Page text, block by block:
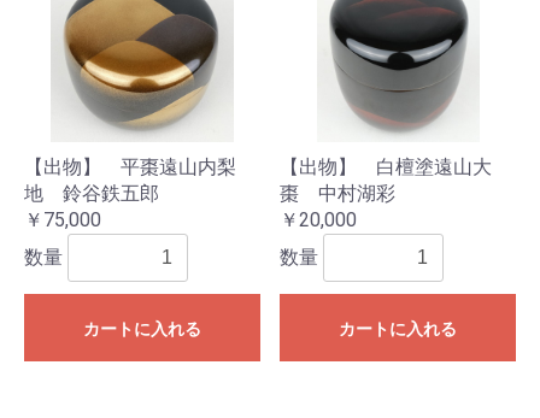
【出物】 平棗遠山内梨
地 鈴谷鉄五郎
￥75,000
数量
カートに入れる
【出物】 白檀塗遠山大
棗 中村湖彩
￥20,000
数量
カートに入れる